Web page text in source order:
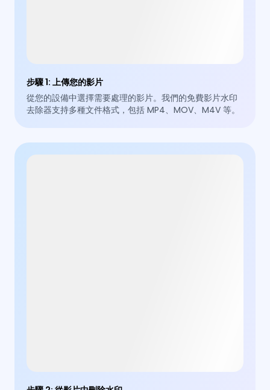
步驟 1:上傳您的影片
從您的設備中選擇需要處理的影片。我們的免費影片水印
去除器支持多種文件格式，包括 MP4、MOV、M4V 等。